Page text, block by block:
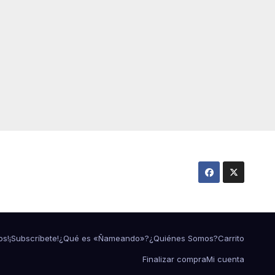
¡Subscríbete!¿Qué es «Ñameando»?¿Quiénes Somos?Carrito
Finalizar compraMi cuenta